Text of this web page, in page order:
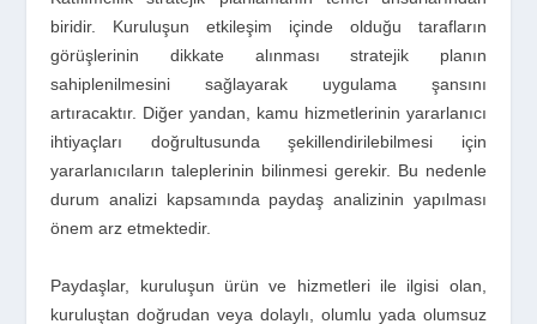
biridir. Kuruluşun etkileşim içinde olduğu tarafların
görüşlerinin dikkate alınması stratejik planın
sahiplenilmesini sağlayarak uygulama şansını
artıracaktır. Diğer yandan, kamu hizmetlerinin yararlanıcı
ihtiyaçları doğrultusunda şekillendirilebilmesi için
yararlanıcıların taleplerinin bilinmesi gerekir. Bu nedenle
durum analizi kapsamında paydaş analizinin yapılması
önem arz etmektedir.
Paydaşlar, kuruluşun ürün ve hizmetleri ile ilgisi olan,
kuruluştan doğrudan veya dolaylı, olumlu yada olumsuz